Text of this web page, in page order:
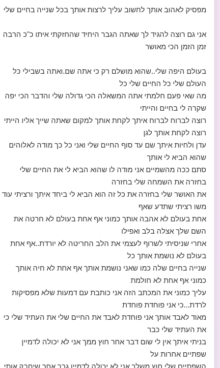
מפסיק לאהוב אותך לחשוב עליך לרצות אותך בכל שנייה בחיים שלי
אני גם רוצה להגיד לך שאתה הגבר היחיד שהחזקתי איתו כ"כ הרבה
זמן הזמן הכי מאושר
בעולם היפה שלי..שהוא מושלם רק כי אתה שם.ואתה בשבילי כל
העולם שלי כל החיים שלי כל
מה שאי פעם חלמתי אתה המשאלה הכי גדולה שלי והדבר הכי יפה
שקרה לי בחיים והייתי
רוצה לברוח לברוח איתך לקחת אותך למקום שאתה שייך אליו הייתי
רוצה לקחת אותך לגן
עדן ולחיות איתך שם עד סוף החיים שלי ואני כל כך מודה לאלוהים
שהוא הביא לי אותך
סתם ככה מהשמיים אני מודה לו שהוא הביא לי את החיים שלי
בחזרה את השמחה שלי בחזרה
את האושר שלי בחזרה את כל זה הוא הביא לי ביחד איתך ורציתי עוד
משו רציתי שתדע שאף
אחת בעולם לא אהבה אותך כמוני אף אחת בעולם לא חרטה את
השם שלך אצלה בלב ואפילו
אחרי שניסיתי לשרוף לעצמי את הלב החריטה לא יורדת..אף אחת
בעולם לא נושמת אותך כל
שנייה בחיים שלה כמו שאני נושמת אותך אף אחת לא חיה אותך
כמוני אף אחת לא חולמת
עליך כמוני את המכתב הזה אני כותבת עם דמעות שלא מפסיקות
לרדת...כי אני פוחדת פוחדת
מאוד לאבד אותך אני פוחדת לאבד את החיים שלי את העתיד שלי כי
את העתיד שלי כבר
בניתי איתך אין לי שום דבר אחר חוץ ממך אני לא יכולה לדמיין
שפתיים אחרות על
השפתיים שלי חוץ משלך אני לא יכולה לדמיין גבר אחר שיחבק אותי